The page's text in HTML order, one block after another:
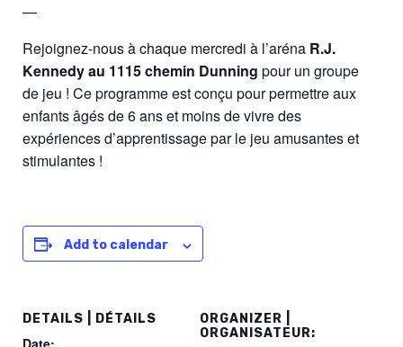
—
Rejoignez-nous à chaque mercredi à l’aréna R.J.
Kennedy au 1115 chemin Dunning pour un groupe
de jeu ! Ce programme est conçu pour permettre aux
enfants âgés de 6 ans et moins de vivre des
expériences d’apprentissage par le jeu amusantes et
stimulantes !
Add to calendar
DETAILS | DÉTAILS
ORGANIZER |
ORGANISATEUR: